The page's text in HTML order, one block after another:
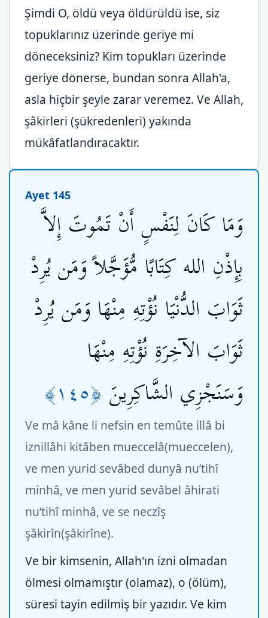
Şimdi O, öldü veya öldürüldü ise, siz
topuklarınız üzerinde geriye mi
döneceksiniz? Kim topukları üzerinde
geriye dönerse, bundan sonra Allah'a,
asla hiçbir şeyle zarar veremez. Ve Allah,
şâkirleri (şükredenleri) yakında
mükâfatlandıracaktır.
Ayet 145
وَمَا كَانَ لِنَفْسٍ أَنْ تَمُوتَ إِلاَّ
بِإِذْنِ الله كِتَابًا مُّؤَجَّلاً وَمَن يُرِدْ
ثَوَابَ الدُّنْيَا نُؤْتِهِ مِنْهَا وَمَن يُرِدْ
ثَوَابَ الآخِرَةِ نُؤْتِهِ مِنْهَا
وَسَنَجْزِي الشَّاكِرِينَ ﴿١٤٥﴾
Ve mâ kâne li nefsin en temûte illâ bi
iznillâhi kitâben mueccelâ(mueccelen),
ve men yurid sevâbed dunyâ nu’tihî
minhâ, ve men yurid sevâbel âhirati
nu’tihî minhâ, ve se neczîş
şâkirîn(şâkirîne).
Ve bir kimsenin, Allah'ın izni olmadan
ölmesi olmamıştır (olamaz), o (ölüm),
süresi tayin edilmiş bir yazıdır. Ve kim